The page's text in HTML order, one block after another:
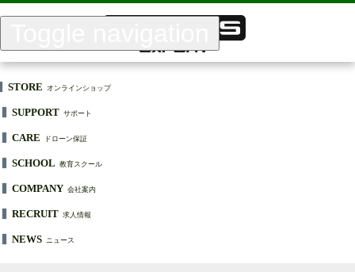
STORE オンラインショップ
SUPPORT サポート
CARE ドローン保証
SCHOOL 教育スクール
COMPANY 会社案内
RECRUIT 求人情報
NEWS ニュース